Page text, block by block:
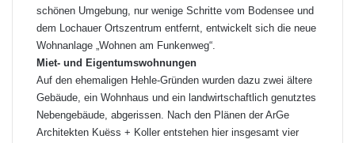
schönen Umgebung, nur wenige Schritte vom Bodensee und
dem Lochauer Ortszentrum entfernt, entwickelt sich die neue
Wohnanlage „Wohnen am Funkenweg“.
Miet- und Eigentumswohnungen
Auf den ehemaligen Hehle-Gründen wurden dazu zwei ältere
Gebäude, ein Wohnhaus und ein landwirtschaftlich genutztes
Nebengebäude, abgerissen. Nach den Plänen der ArGe
Architekten Kuëss + Koller entstehen hier insgesamt vier